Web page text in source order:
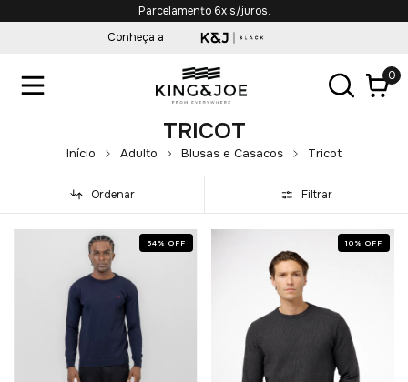
Parcelamento 6x s/juros.
Conheça a
0
TRICOT
Início Adulto Blusas e Casacos Tricot
Ordenar Filtrar
54 % OFF 10 % OFF